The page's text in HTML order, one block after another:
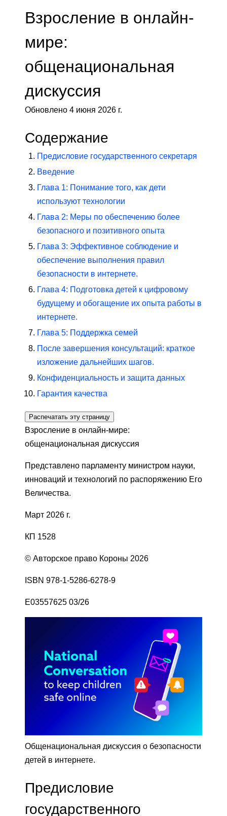
Взросление в онлайн-
мире:
общенациональная
дискуссия
Обновлено 4 июня 2026 г.
Содержание
Предисловие государственного секретаря
Введение
Глава 1: Понимание того, как дети
используют технологии
Глава 2: Меры по обеспечению более
безопасного и позитивного опыта
Глава 3: Эффективное соблюдение и
обеспечение выполнения правил
безопасности в интернете.
Глава 4: Подготовка детей к цифровому
будущему и обогащение их опыта работы в
интернете.
Глава 5: Поддержка семей
После завершения консультаций: краткое
изложение дальнейших шагов.
Конфиденциальность и защита данных
Гарантия качества
Распечатать эту страницу
Взросление в онлайн-мире:
общенациональная дискуссия
Представлено парламенту министром науки,
инноваций и технологий по распоряжению Его
Величества.
Март 2026 г.
КП 1528
© Авторское право Короны 2026
ISBN 978-1-5286-6278-9
E03557625 03/26
Общенациональная дискуссия о безопасности
детей в интернете.
Предисловие
государственного